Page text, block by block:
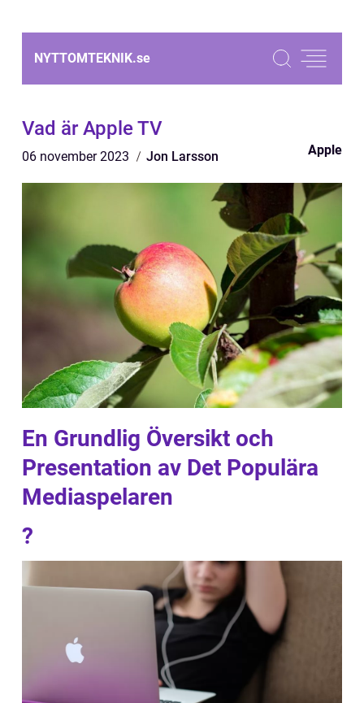
NYTTOMTEKNIK.se
Vad är Apple TV
06 november 2023 Jon Larsson Apple
En Grundlig Översikt och
Presentation av Det Populära
Mediaspelaren
?